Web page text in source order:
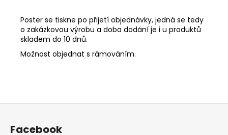
Poster se tiskne po přijetí objednávky, jedná se tedy
o zakázkovou výrobu a doba dodání je i u produktů
skladem do 10 dnů.
Možnost objednat s rámováním.
Z
Facebook